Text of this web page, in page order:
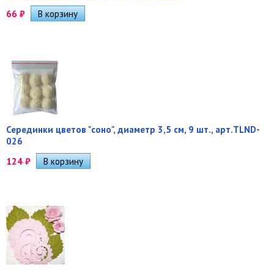
66 ₽
Серединки цветов "соно", диаметр 3,5 см, 9 шт., арт.TLND-
026
124 ₽